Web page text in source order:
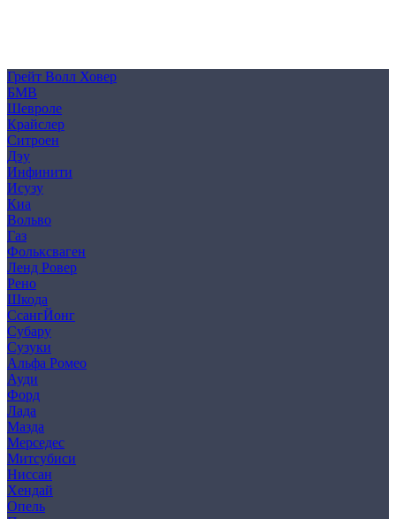
Грейт Волл Ховер
БМВ
Шевроле
Крайслер
Ситроен
Дэу
Инфинити
Исузу
Киа
Вольво
Газ
Фольксваген
Ленд Ровер
Рено
Шкода
СсангЙонг
Субару
Сузуки
Альфа Ромео
Ауди
Форд
Лада
Мазда
Мерседес
Митсубиси
Ниссан
Хендай
Опель